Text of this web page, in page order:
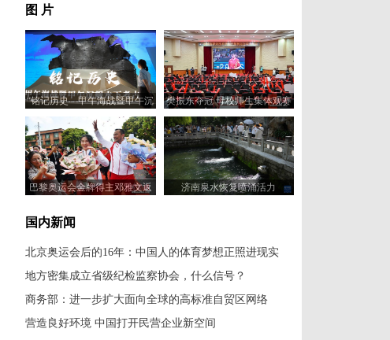
图 片
“铭记历史—甲午海战暨甲午沉
舰水下考古展”在山东济南开展
樊振东夺冠 母校师生集体观赛
巴黎奥运会金牌得主邓雅文返
济南泉水恢复喷涌活力
国内新闻
北京奥运会后的16年：中国人的体育梦想正照进现实
地方密集成立省级纪检监察协会，什么信号？
商务部：进一步扩大面向全球的高标准自贸区网络
营造良好环境 中国打开民营企业新空间